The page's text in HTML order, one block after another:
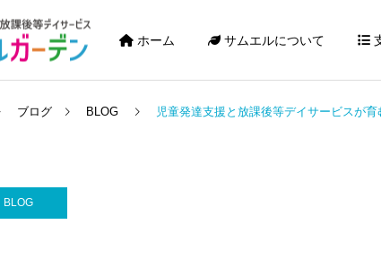
ホーム サムエルについて
ブログ BLOG 児童発達支援と放課後等デイサービスが
BLOG